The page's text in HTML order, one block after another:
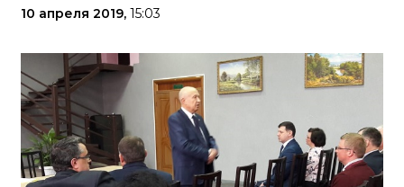
10 апреля 2019, 15:03